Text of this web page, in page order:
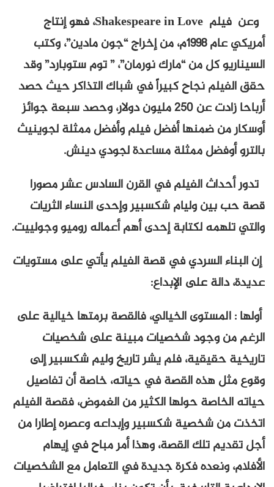
وعن فيلم Shakespeare in Love، فهو إنتاج
أمريكي عام 1998م، من إخراج “جون مادين”، وكتب
السيناريو كل من “مارك نورمان”، ” توم ستوبارد” وقد
حقق الفيلم نجاح كبيراً في شباك التذاكر حيث حصد
أرباحا زادت عن 250 مليون دولار، وحصد سبعة جوائز
أوسكار من ضمنها أفضل فيلم وأفضل ممثلة لجوينيث
بالترو أوفضل ممثلة مساعدة لجودي دينش.
تدور أحداث الفيلم في القرن السادس عشر مصورا
قصة حب بين وليام شكسبير وإحدى النساء الثريات
والتي تلهمه لكتابة إحدى أهم أعماله روميو وجولييت.
إن البناء السردي في قصة الفيلم يأتي على مستويات
عديدة، دالة على الإبداع:
أولها : المستوى الخيالي، فالقصة برمتها خيالية على
الرغم من وجود شخصيات مبينة على شخصيات
تاريخية حقيقية، فلم يشر تاريخ وليم شكسبير إلى
وقوع مثل هذه القصة في حياته، خاصة أن تفاصيل
حياته الخاصة حولها الكثير من الغموض، فقصة الفيلم
اتخذت من شخصية شكسبير وإبداعه وعصره إطارا من
أجل تقديم تلك القصة، وهذا أمر مباح في إيهام
الأفلام، ونعده فكرة جديدة في التعامل مع الشخصيات